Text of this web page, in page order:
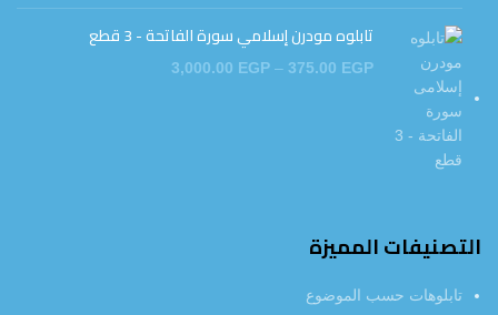
تابلوه مودرن إسلامي سورة الفاتحة - 3 قطع
375.00 EGP
–
3,000.00 EGP
التصنيفات المميزة
تابلوهات حسب الموضوع